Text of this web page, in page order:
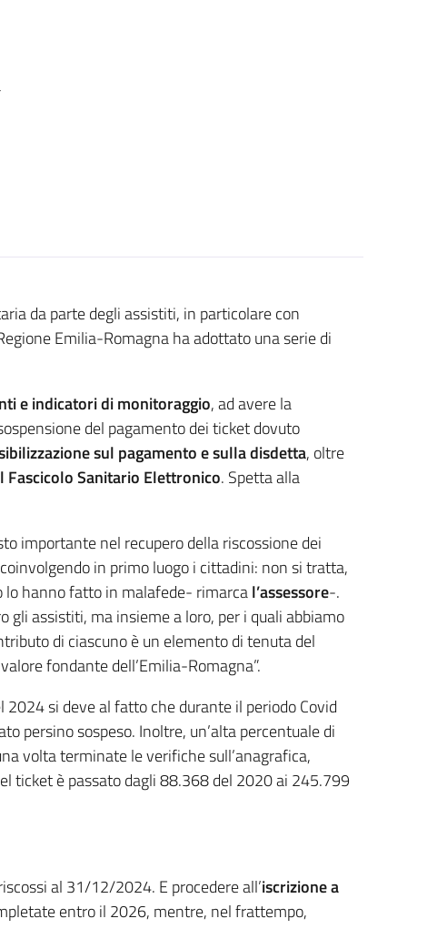
da parte degli assistiti, in particolare con
Emilia-Romagna ha adottato una serie di
e indicatori di monitoraggio, ad avere la
del pagamento dei ticket dovuto
sul pagamento e sulla disdetta, oltre
Sanitario Elettronico. Spetta alla
importante nel recupero della riscossione dei
in primo luogo i cittadini: non si tratta,
lo hanno fatto in malafede- rimarcal’assessore-.
assistiti, ma insieme a loro, per i quali abbiamo
di ciascuno è un elemento di tenuta del
fondante dell’Emilia-Romagna”.
si deve al fatto che durante il periodo Covid
persino sospeso. Inoltre, un’alta percentuale di
volta terminate le verifiche sull’anagrafica,
ticket è passato dagli 88.368 del 2020 ai 245.799
al 31/12/2024. E procedere all’iscrizione a
entro il 2026, mentre, nel frattempo,